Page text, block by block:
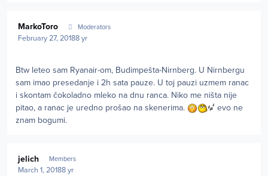
MarkoToro Moderators
February 27, 20188 yr
Btw leteo sam Ryanair-om, Budimpešta-Nirnberg. U Nirnbergu
sam imao presedanje i 2h sata pauze. U toj pauzi uzmem ranac
i skontam čokoladno mleko na dnu ranca. Niko me ništa nije
pitao, a ranac je uredno prošao na skenerima.
evo ne
znam bogumi.
jelich Members
March 1, 20188 yr